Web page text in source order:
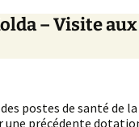
– Visite aux
postes de santé de la
une précédente